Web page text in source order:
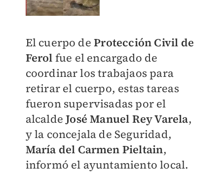
El cuerpo deProtección Civil de
Ferol fue el encargado de
coordinar los trabajaos para
retirar el cuerpo, estas tareas
fueron supervisadas por el
alcaldeJosé Manuel Rey Varela,
y la concejala de Seguridad,
María del Carmen Pieltain,
informó el ayuntamiento local.